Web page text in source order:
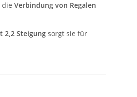
die Verbindung von Regalen
2,2 Steigung sorgt sie für